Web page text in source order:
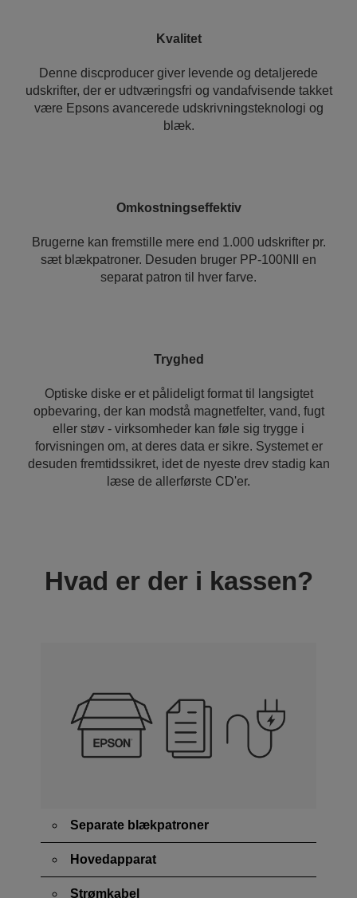
Kvalitet
Denne discproducer giver levende og detaljerede
udskrifter, der er udtværingsfri og vandafvisende takket
være Epsons avancerede udskrivningsteknologi og
blæk.
Omkostningseffektiv
Brugerne kan fremstille mere end 1.000 udskrifter pr.
sæt blækpatroner. Desuden bruger PP-100NII en
separat patron til hver farve.
Tryghed
Optiske diske er et pålideligt format til langsigtet
opbevaring, der kan modstå magnetfelter, vand, fugt
eller støv - virksomheder kan føle sig trygge i
forvisningen om, at deres data er sikre. Systemet er
desuden fremtidssikret, idet de nyeste drev stadig kan
læse de allerførste CD'er.
Hvad er der i kassen?
Separate blækpatroner
Hovedapparat
Strømkabel